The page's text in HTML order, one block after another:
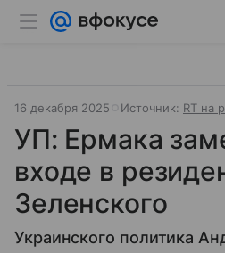
16 декабря 2025 Источник: RT на
УП: Ермака
входе в
Зеленского
Украинского политика